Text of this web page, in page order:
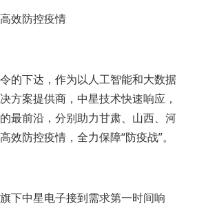
效防控疫情
的下达，作为以人工智能和大数据
方案提供商，中星技术快速响应，
最前沿，分别助力甘肃、山西、河
效防控疫情，全力保障“防疫战”。
下中星电子接到需求第一时间响